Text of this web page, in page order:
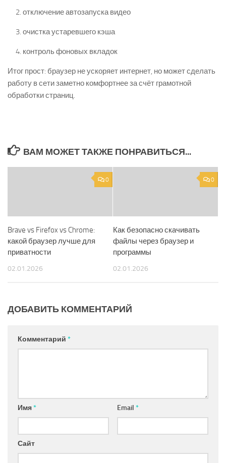
отключение автозапуска видео
очистка устаревшего кэша
контроль фоновых вкладок
Итог прост: браузер не ускоряет интернет, но может сделать
работу в сети заметно комфортнее за счёт грамотной
обработки страниц.
ВАМ МОЖЕТ ТАКЖЕ ПОНРАВИТЬСЯ...
0
Brave vs Firefox vs Chrome:
какой браузер лучше для
приватности
02.01.2026
0
Как безопасно скачивать
файлы через браузер и
программы
02.01.2026
ДОБАВИТЬ КОММЕНТАРИЙ
Комментарий *
Имя* Email *
Сайт